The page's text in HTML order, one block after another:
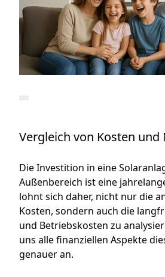
Vergleich von Kosten und
Die Investition in eine
Außenbereich ist eine
lohnt sich daher, nicht nur die
Kosten, sondern auch die
und Betriebskosten zu
uns alle finanziellen Aspekte
genauer an.